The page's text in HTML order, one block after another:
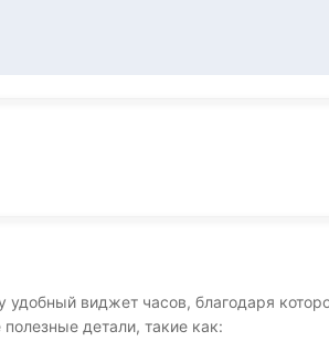
удобный виджет часов, благодаря
детали, такие как: